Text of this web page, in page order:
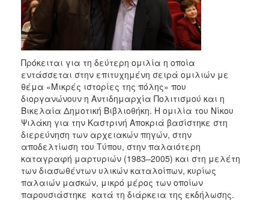
2011
2006
ΤΟΠΟΣ
ΠΟΛΙΤΙΣΜΟΣ
ΑΝΘΕΚΤΙΚΗ
ΠΟΛΗ
Πρόκειται για τη δεύτερη ομιλία η οποία
εντάσσεται στην επιτυχημένη σειρά ομιλιών με
θέμα «Μικρές ιστορίες της πόλης» που
διοργανώνουν η Αντιδημαρχία Πολιτισμού και η
Βικελαία Δημοτική Βιβλιοθήκη. Η ομιλία του Νίκου
Ψιλάκη για την Καστρινή Αποκριά βασίστηκε στη
διερεύνηση των αρχειακών πηγών, στην
αποδελτίωση του Τύπου, στην παλαιότερη
καταγραφή μαρτυριών (1983–2005) και στη μελέτη
των διασωθέντων υλικών καταλοίπων, κυρίως
παλαιών μασκών, μικρό μέρος των οποίων
παρουσιάστηκε κατά τη διάρκεια της εκδήλωσης.